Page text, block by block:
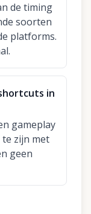
de timing
soorten
platforms.
in
gameplay
zijn met
geen